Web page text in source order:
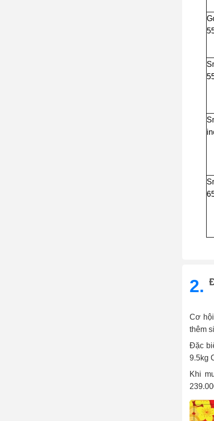
2.
Cơ
thêm
Đặc
9.5kg
Khi